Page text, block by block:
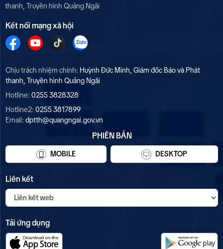
10
2026 diễn ra từ 7 - 9/8
thanh, Truyền hình Quảng Ngãi
Kết nối mạng xã hội
Chịu trách nhiệm chính: Huỳnh Đức Minh, Giám đốc Báo và Phát
thanh, Truyền hình Quảng Ngãi
Hotline: 0255 3828328
Hotline2: 0255 3817899
Email: dptth@quangngai.gov.vn
PHIÊN BẢN
MOBILE DESKTOP
Liên kết
Tải ứng dụng